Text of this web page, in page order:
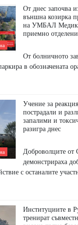
От днес започва
външна козирка
на УМБАЛ
приемно
От болничното
в обозначената
Учение за
пострадали и
запалими и
разигра днес
Доброволците от
демонстрираха
с останалите
Институциите в
тренират